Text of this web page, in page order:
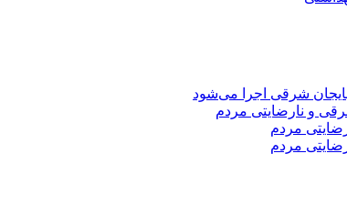
و نارضایتی مردم
مردم
مردم